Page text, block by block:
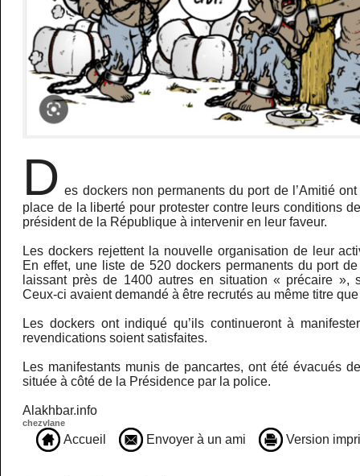
D es dockers non permanents du port de l’Amitié
place de la liberté pour protester contre leurs conditions
président de la République à intervenir en leur faveur.
Les dockers rejettent la nouvelle organisation de leur
En effet, une liste de 520 dockers permanents du port
laissant près de 1400 autres en situation « précaire »,
Ceux-ci avaient demandé à être recrutés au même titre
Les dockers ont indiqué qu’ils continueront à
revendications soient satisfaites.
Les manifestants munis de pancartes, ont été évacués
située à côté de la Présidence par la police.
Alakhbar.info
chezvlane
Accueil Envoyer à un ami Version